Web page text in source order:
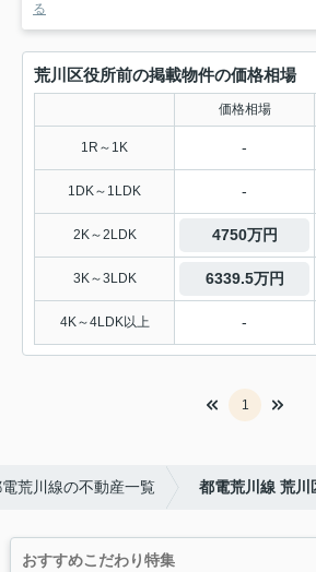
る
荒川区役所前の掲載物件の価格相場
価格相場
1R～1K -
1DK～1LDK -
2K～2LDK 4750万円
3K～3LDK 6339.5万円
4K～4LDK以上 -
1
荒川線の不動産一覧 都電荒川線 荒川
おすすめこだわり特集